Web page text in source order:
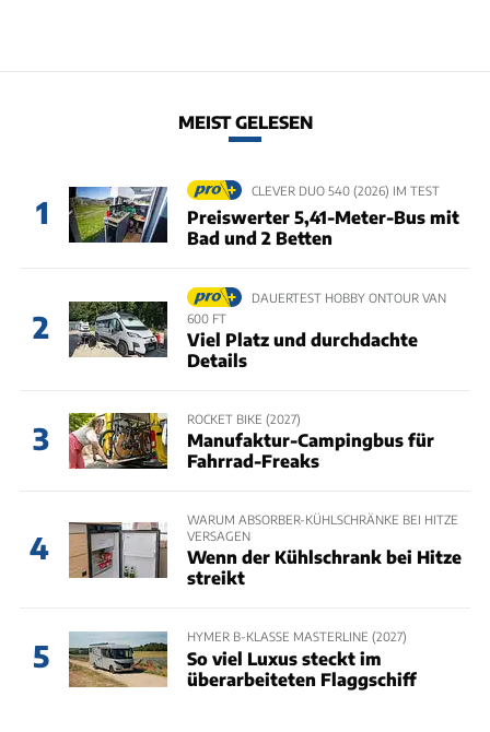
MEIST GELESEN
1
CLEVER DUO 540 (2026) IM TEST
Preiswerter 5,41-Meter-Bus mit
Bad und 2 Betten
2
DAUERTEST HOBBY ONTOUR VAN
600 FT
Viel Platz und durchdachte
Details
3
ROCKET BIKE (2027)
Manufaktur-Campingbus für
Fahrrad-Freaks
4
WARUM ABSORBER-KÜHLSCHRÄNKE BEI HITZE
VERSAGEN
Wenn der Kühlschrank bei Hitze
streikt
5
HYMER B-KLASSE MASTERLINE (2027)
So viel Luxus steckt im
überarbeiteten Flaggschiff